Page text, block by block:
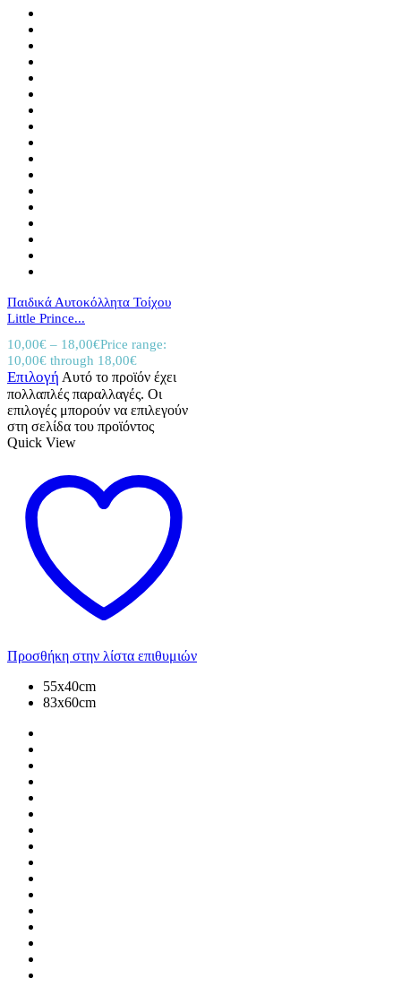
Παιδικά Αυτοκόλλητα Τοίχου
Little Prince...
10,00€ – 18,00€Price range:
10,00€ through 18,00€
Επιλογή Αυτό το προϊόν έχει
πολλαπλές παραλλαγές. Οι
επιλογές μπορούν να επιλεγούν
στη σελίδα του προϊόντος
Quick View
Προσθήκη στην λίστα επιθυμιών
55x40cm
83x60cm